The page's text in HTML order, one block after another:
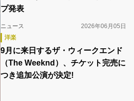
プ発表
ニュース
2026年06月05日
洋楽
9月に来日するザ・ウィークエンド
（The Weeknd）、チケット完売に
つき追加公演が決定!